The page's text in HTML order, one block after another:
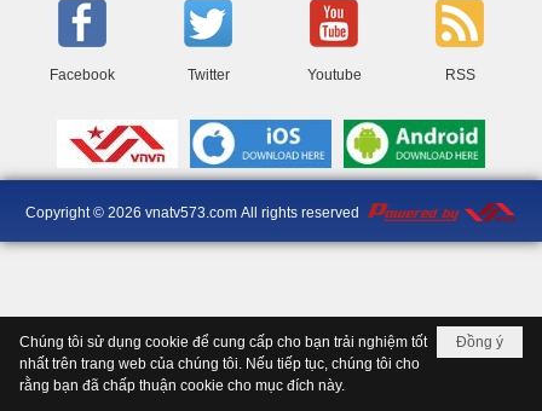
Facebook Twitter Youtube RSS
Copyright © 2026 vnatv573.comAll rights reserved
Đồng ý
Chúng tôi sử dụng cookie để cung cấp cho bạn trải nghiệm tốt
nhất trên trang web của chúng tôi. Nếu tiếp tục, chúng tôi cho
rằng bạn đã chấp thuận cookie cho mục đích này.